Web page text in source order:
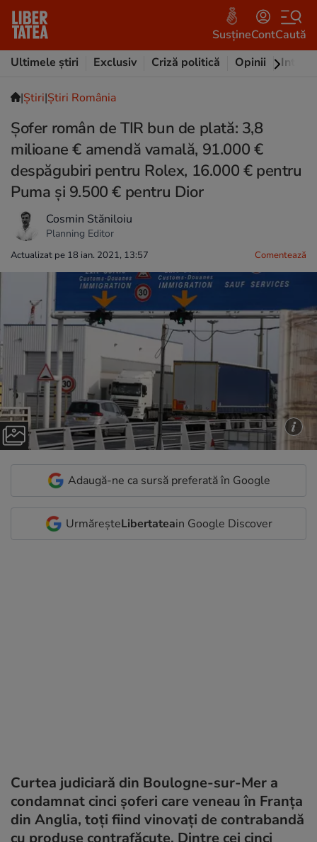
SusțineContCaută
Ultimele știri
Exclusiv Criză politică Opinii
|Ştiri|Știri România
Șofer român de TIR bun de plată: 3,8
milioane € amendă vamală, 91.000 €
despăgubiri pentru Rolex, 16.000 € pentru
Puma și 9.500 € pentru Dior
Cosmin Stăniloiu
Planning Editor
Actualizat pe 18 ian. 2021, 13:57 Comentează
Adaugă-ne ca sursă preferată în Google
UrmăreșteLibertateain Google Discover
Curtea judiciară din Boulogne-sur-Mer a
condamnat cinci șoferi care veneau în Franța
din Anglia, toți fiind vinovați de contrabandă
cu produse contrafăcute. Dintre cei cinci